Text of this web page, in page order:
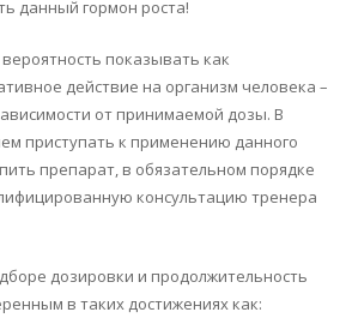
данный гормон роста!
показывать как
действие на организм человека –
от принимаемой дозы. В
приступать к применению данного
препарат, в обязательном порядке
консультацию тренера
дозировки и продолжительность
в таких достижениях как: